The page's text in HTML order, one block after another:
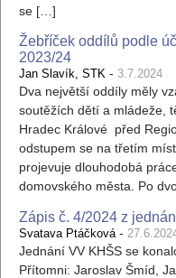
se […]
Žebříček oddílů podle
2023/24
Jan Slavík, STK - 3.7.2024
Dva největší oddíly měly
soutěžích dětí a mládeže,
Hradec Králové před
odstupem se na třetím
projevuje dlouhodobá
domovského města. Po
Zápis č. 4/2024 z
Svatava Ptáčková -
Jednání VV KHŠS se
Přítomni: Jaroslav Šmíd,